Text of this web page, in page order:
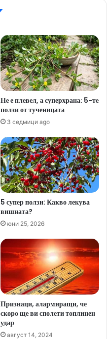
Не е плевел, а суперхрана: 5-те
ползи от тученицата
3 седмици ago
5 супер ползи: Какво лекува
вишната?
юни 25, 2026
Признаци, алармиращи, че
скоро ще ви сполети топлинен
удар
август 14, 2024